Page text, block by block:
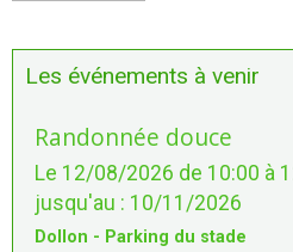
Les événements à venir
Randonnée douce
Le 12/08/2026 de 10:00 à
jusqu'au : 10/11/2026
Dollon - Parking du stade